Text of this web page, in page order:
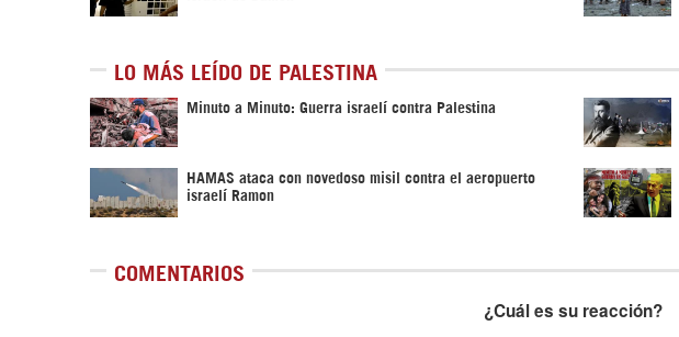
LO MÁS LEÍDO DE PALESTINA
Minuto a Minuto: Guerra israelí contra Palestina
HAMAS ataca con novedoso misil contra el aeropuerto
israelí Ramon
COMENTARIOS